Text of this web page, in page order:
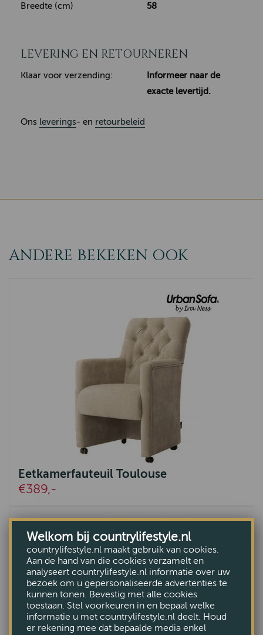
Breedte (cm)
58
LEVERING EN RETOURNEREN
Klaar voor verzending:
Informeer naar de
exacte levertijd.
Ons leverings- en retourbeleid
ANDERE BEKEKEN OOK
Eetkamerfauteuil Toulouse
€389,-
Welkom bij countrylifestyle.nl
countrylifestyle.nl maakt gebruik van cookies.
Aan de hand van die cookies verzamelt en
analyseert countrylifestyle.nl informatie over uw
bezoek om u gepersonaliseerde advertenties te
kunnen tonen. Bevestig met alle cookies
toestaan. Stel voorkeuren in en bepaal welke
informatie u met countrylifestyle.nl deelt. Houd
er rekening mee dat bepaalde media enkel